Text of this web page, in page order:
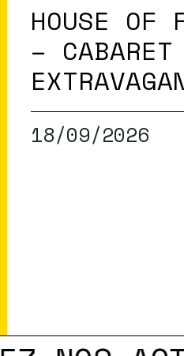
HOUSE OF
– CABARET
18/09/2026